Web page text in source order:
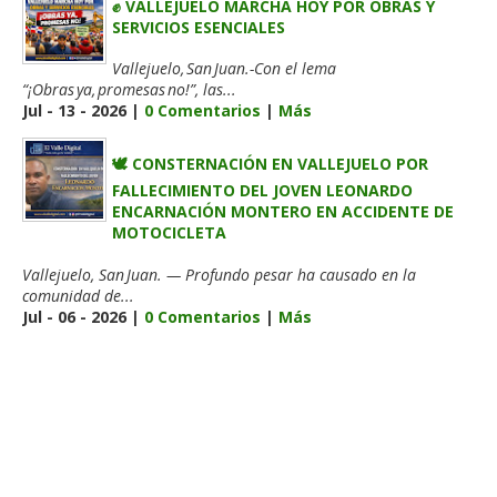
✊ VALLEJUELO MARCHA HOY POR OBRAS Y
SERVICIOS ESENCIALES
Vallejuelo, San Juan.-Con el lema
“¡Obras ya, promesas no!”, las...
Jul - 13 - 2026 | 0 Comentarios | Más
🕊️ CONSTERNACIÓN EN VALLEJUELO POR
FALLECIMIENTO DEL JOVEN LEONARDO
ENCARNACIÓN MONTERO EN ACCIDENTE DE
MOTOCICLETA
Vallejuelo, San Juan. — Profundo pesar ha causado en la
comunidad de...
Jul - 06 - 2026 | 0 Comentarios | Más